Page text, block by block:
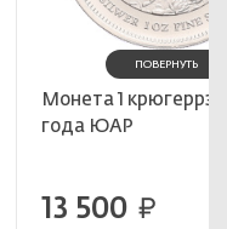
ПОВЕРНУТЬ
Монета 1
года ЮАР
13 500 руб.